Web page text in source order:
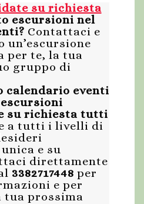
su richiesta
escursioni nel
Contattaci e
un’escursione
per te, la tua
gruppo di
calendario eventi
su richiesta tutti
a tutti i livelli di
e su
direttamente
3382717448 per
e per
tua prossima